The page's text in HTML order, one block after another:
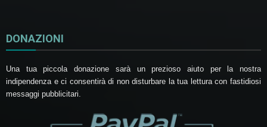
DONAZIONI
Una tua piccola donazione sarà un prezioso aiuto per la nostra
indipendenza e ci consentirà di non disturbare la tua lettura con fastidiosi
messaggi pubblicitari.